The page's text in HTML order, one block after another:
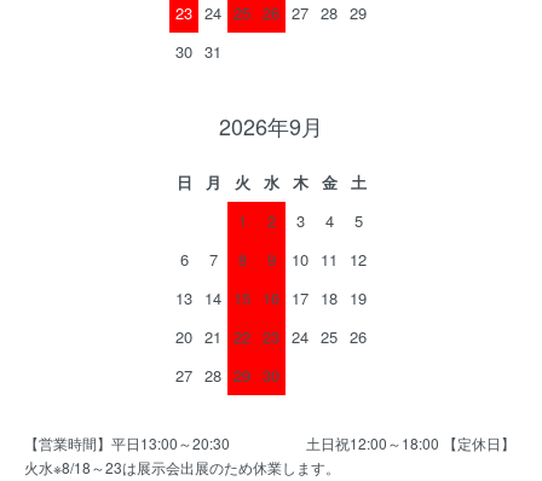
23 24 25 26 27 28 29
30 31
2026年9月
日 月 火 水 木 金
土
1
2 3 4
5
6
7 8 9 10 11
12
13 14 15 16 17 18 19
20 21 22 23 24 25 26
27 28 29 30
【営業時間】平日13:00～20:30 土日祝12:00～18:00 【定休日】
火水※8/18～23は展示会出展のため休業します。